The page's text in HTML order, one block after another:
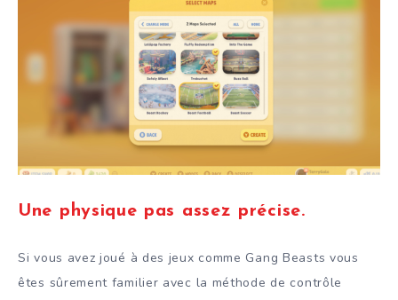
Une physique pas assez précise.
Si vous avez joué à des jeux comme Gang Beasts vous
êtes sûrement familier avec la méthode de contrôle